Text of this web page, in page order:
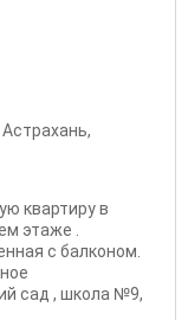
Астрахань,
квартиру в
этаже .
с балконом.
сад , школа №9,